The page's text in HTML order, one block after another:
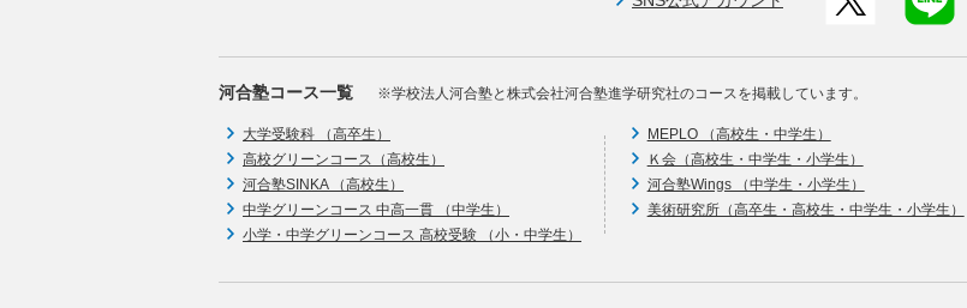
河合塾コース一覧 ※学校法人河合塾と株式会社河合塾進学研究社のコースを掲載しています。
大学受験科 （高卒生）
高校グリーンコース（高校生）
河合塾SINKA （高校生）
中学グリーンコース 中高一貫 （中学生）
小学・中学グリーンコース 高校受験 （小・中学生）
MEPLO （高校生・中学生）
Ｋ会（高校生・中学生・小学生）
河合塾Wings （中学生・小学生）
美術研究所（高卒生・高校生・中学生・小学生）